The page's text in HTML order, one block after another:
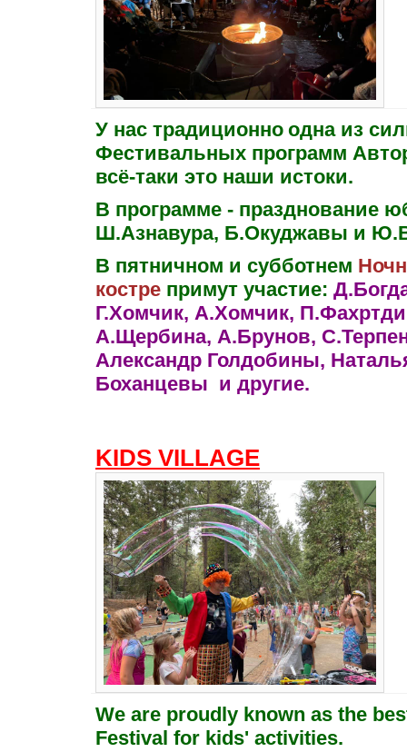
У нас традиционно одна из
Фестивальных программ
всё-таки это наши истоки.
В программе - празднование
Ш.Азнавура, Б.Окуджавы и
В пятничном и субботнем
костре примут участие:
Г.Хомчик, А.Хомчик,
А.Щербина, А.Брунов,
Александр Голдобины,
Боханцевы и другие.
KIDS VILLAGE
We are proudly known as the
Festival for kids' activities.